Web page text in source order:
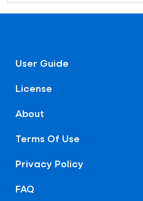
User Guide
License
About
Terms Of Use
Privacy Policy
FAQ